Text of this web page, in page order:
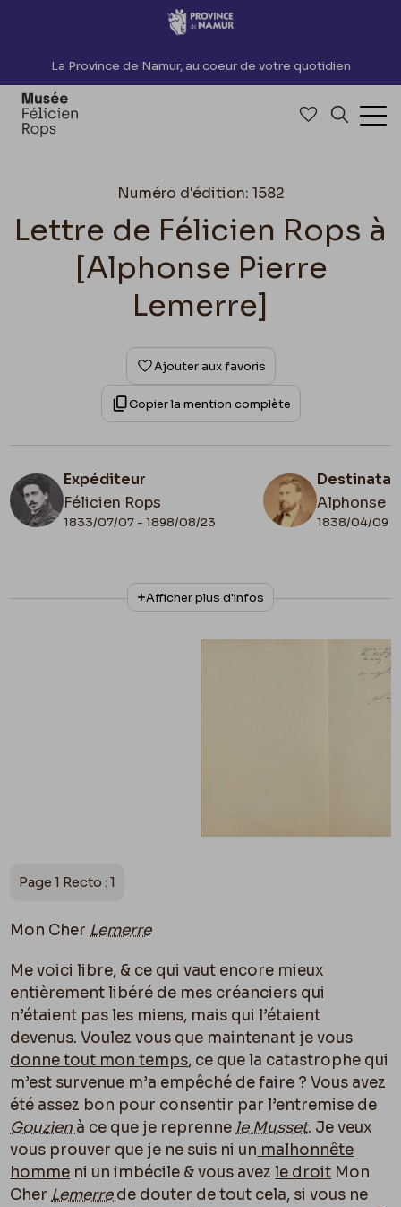
Accèder directement au contenu
La Province de Namur, au coeur de votre quotidien
Accéder à
Numéro d'édition: 1582
Lettre de Félicien Rops à
[Alphonse Pierre
Lemerre]
Ajouter aux favoris
Copier la mention complète
Expéditeur
Félicien Rops
1833/07/07 - 1898/08/23
Alphonse
1838/04/09 -
N° d'inventaire
35120/2
Collationnage
Scan
France, Paris, Ancienne collection du Musée
Afficher plus d'infos
Page 1 Recto : 1
Mon Cher Lemerre
Me voici libre, & ce qui vaut encore mieux
entièrement libéré de mes créanciers qui
n’étaient pas les miens, mais qui l’étaient
devenus. Voulez vous que maintenant je vous
donne tout mon temps, ce que la catastrophe qui
m’est survenue m’a empêché de faire ? Vous avez
été assez bon pour consentir par l’entremise de
Gouzien à ce que je reprenne le Musset. Je veux
vous prouver que je ne suis ni un malhonnête
homme ni un imbécile & vous avezle droit Mon
Cher Lemerrede douter de tout cela, si vous ne